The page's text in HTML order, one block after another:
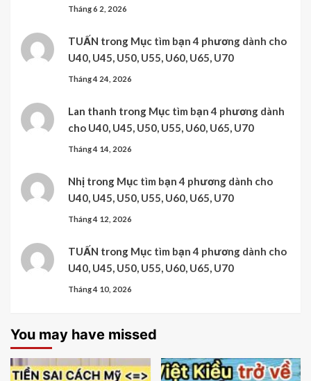
Tháng 6 2, 2026
TUẤN trong Mục tìm bạn 4 phương dành cho
U40, U45, U50, U55, U60, U65, U70
Tháng 4 24, 2026
Lan thanh trong Mục tìm bạn 4 phương dành
cho U40, U45, U50, U55, U60, U65, U70
Tháng 4 14, 2026
Nhị trong Mục tìm bạn 4 phương dành cho
U40, U45, U50, U55, U60, U65, U70
Tháng 4 12, 2026
TUẤN trong Mục tìm bạn 4 phương dành cho
U40, U45, U50, U55, U60, U65, U70
Tháng 4 10, 2026
You may have missed